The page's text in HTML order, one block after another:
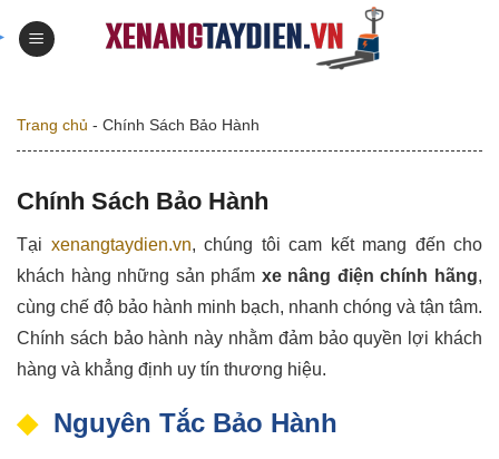
to
Trang chủ - Chính Sách Bảo Hành
Chính Sách Bảo Hành
Tại xenangtaydien.vn, chúng tôi cam kết mang đến cho
khách hàng những sản phẩm xe nâng điện chính hãng,
cùng chế độ bảo hành minh bạch, nhanh chóng và tận tâm.
Chính sách bảo hành này nhằm đảm bảo quyền lợi khách
hàng và khẳng định uy tín thương hiệu.
Nguyên Tắc Bảo Hành